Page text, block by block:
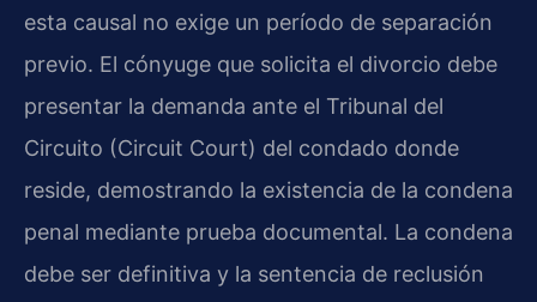
esta causal no exige un período de separación
previo. El cónyuge que solicita el divorcio debe
presentar la demanda ante el Tribunal del
Circuito (Circuit Court) del condado donde
reside, demostrando la existencia de la condena
penal mediante prueba documental. La condena
debe ser definitiva y la sentencia de reclusión